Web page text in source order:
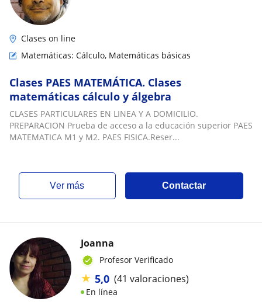
Clases on line
Matemáticas: Cálculo, Matemáticas básicas
Clases PAES MATEMÁTICA. Clases
matemáticas cálculo y álgebra
CLASES PARTICULARES EN LINEA Y A DOMICILIO.
PREPARACION Prueba de acceso a la educación superior PAES
MATEMATICA M1 y M2. PAES FISICA.Reser...
ver más Contactar
Joanna
Profesor Verificado
★ 5,0 (41 valoraciones)
En línea